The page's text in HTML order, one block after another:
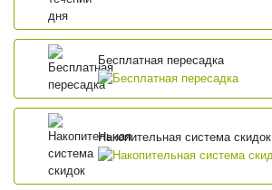
Бесплатная пересадка
Накопительная система скидок